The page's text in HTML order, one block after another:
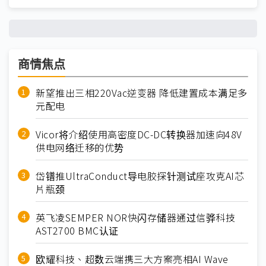
商情焦点
新望推出三相220Vac逆变器 降低建置成本满足多
元配电
Vicor将介绍使用高密度DC-DC转换器加速向48V
供电网络迁移的优势
岱镨推UltraConduct导电胶探针测试座攻克AI芯
片瓶颈
英飞凌SEMPER NOR快闪存储器通过信骅科技
AST2700 BMC认证
欧耀科技、超数云端携三大方案亮相AI Wave